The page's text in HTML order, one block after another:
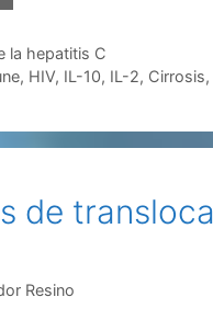
la hepatitis C
, HIV, IL-10, IL-2, Cirrosis,
de
Resino